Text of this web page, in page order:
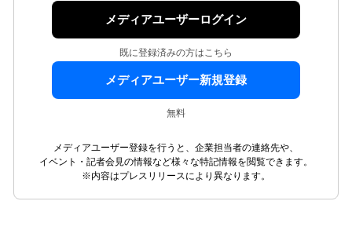
メディアユーザーログイン
既に登録済みの方はこちら
メディアユーザー新規登録
無料
メディアユーザー登録を行うと、企業担当者の連絡先や、
イベント・記者会見の情報など様々な特記情報を閲覧できます。
※内容はプレスリリースにより異なります。